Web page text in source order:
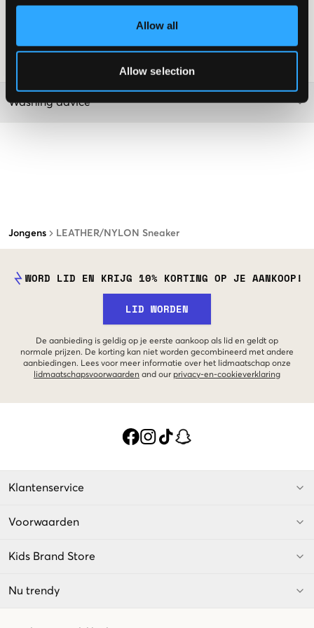
Allow all
Allow selection
Jongens LEATHER/NYLON Sneaker
Details: Ronde neus, vetersluiting aan de voorkant, subtiel
geborduurd logo aan de zijkant, branding op de binnenzool
Washing advice
WORD LID EN KRIJG 10% KORTING OP JE AANKOOP!
LID WORDEN
De aanbieding is geldig op je eerste aankoop als lid en geldt op
normale prijzen. De korting kan niet worden gecombineerd met andere
aanbiedingen. Lees voor meer informatie over het lidmaatschap onze
lidmaatschapsvoorwaarden and our privacy-en-cookieverklaring
Klantenservice
Voorwaarden
Kids Brand Store
Nu trendy